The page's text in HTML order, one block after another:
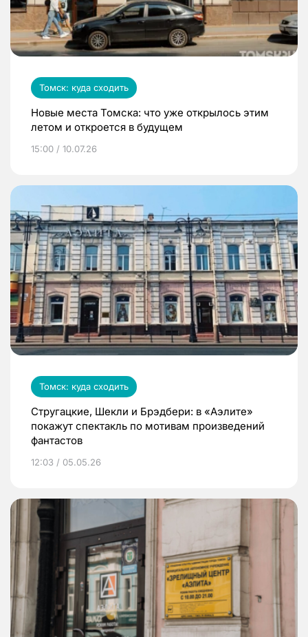
Томск: куда сходить
Новые места Томска: что уже открылось этим
летом и откроется в будущем
15:00 / 10.07.26
Томск: куда сходить
Стругацкие, Шекли и Брэдбери: в «Аэлите»
покажут спектакль по мотивам произведений
фантастов
12:03 / 05.05.26